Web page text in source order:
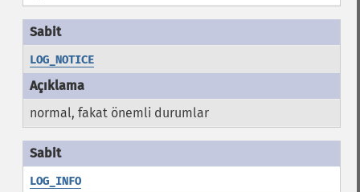
LOG_NOTICE
normal, fakat önemli durumlar
LOG_INFO